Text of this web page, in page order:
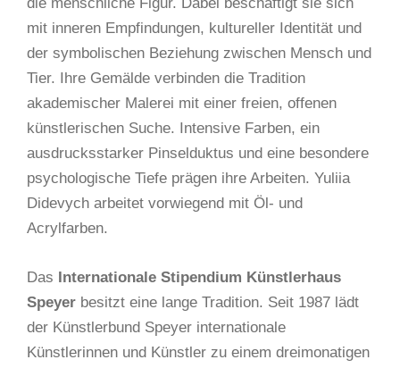
mit inneren Empfindungen, kultureller Identität und
der symbolischen Beziehung zwischen Mensch und
Tier. Ihre Gemälde verbinden die Tradition
akademischer Malerei mit einer freien, offenen
künstlerischen Suche. Intensive Farben, ein
ausdrucksstarker Pinselduktus und eine besondere
psychologische Tiefe prägen ihre Arbeiten. Yuliia
Didevych arbeitet vorwiegend mit Öl- und
Acrylfarben.
Das
Internationale Stipendium Künstlerhaus
Speyer besitzt eine lange Tradition. Seit 1987 lädt
der Künstlerbund Speyer internationale
Künstlerinnen und Künstler zu einem dreimonatigen